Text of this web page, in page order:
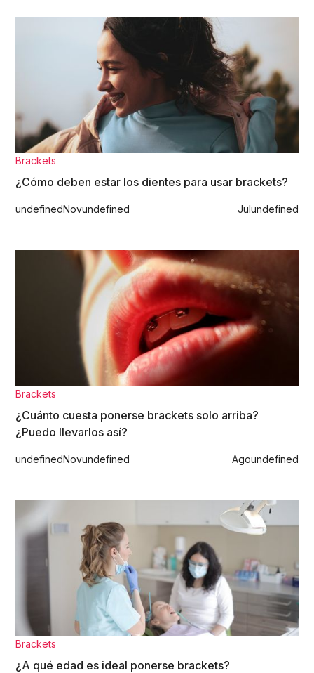
Brackets
¿Cómo deben estar los dientes para usar brackets?
undefinedNovundefined Julundefined
Brackets
¿Cuánto cuesta ponerse brackets solo arriba?
¿Puedo llevarlos así?
undefinedNovundefined Agoundefined
Brackets
¿A qué edad es ideal ponerse brackets?